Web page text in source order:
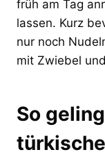
früh am Tag
lassen. Kurz
nur noch
mit Zwiebel
So